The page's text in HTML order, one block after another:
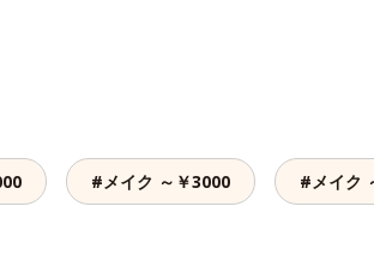
#メイク ～￥3000 #メイク